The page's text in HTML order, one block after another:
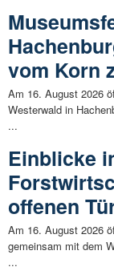
vom Korn
Am 16. August 2026
Westerwald in
...
Einblicke
offenen
Am 16. August 2026
gemeinsam mit dem
...